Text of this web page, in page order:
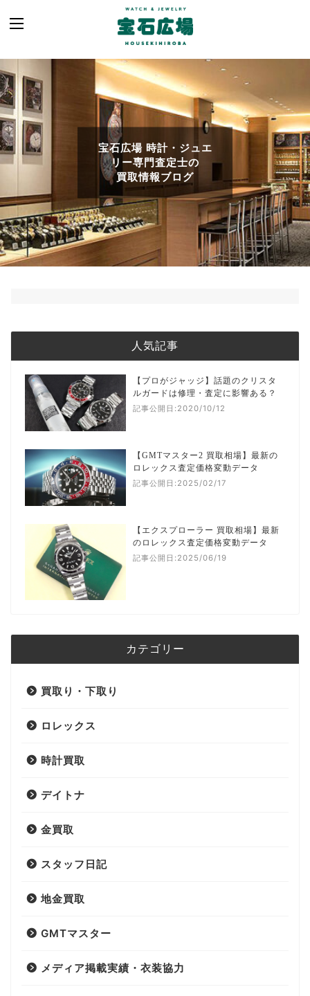
宝石広場 時計・ジュエ
リー専門査定士の
買取情報ブログ
人気記事
【プロがジャッジ】話題のクリスタ
ルガードは修理・査定に影響ある？
記事公開日:2020/10/12
【GMTマスター2 買取相場】最新の
ロレックス査定価格変動データ
記事公開日:2025/02/17
【エクスプローラー 買取相場】最新
のロレックス査定価格変動データ
記事公開日:2025/06/19
カテゴリー
買取り・下取り
ロレックス
時計買取
デイトナ
金買取
スタッフ日記
地金買取
GMTマスター
メディア掲載実績・衣装協力